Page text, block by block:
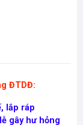
ĐTDĐ:
lắp ráp
gây hư hỏng